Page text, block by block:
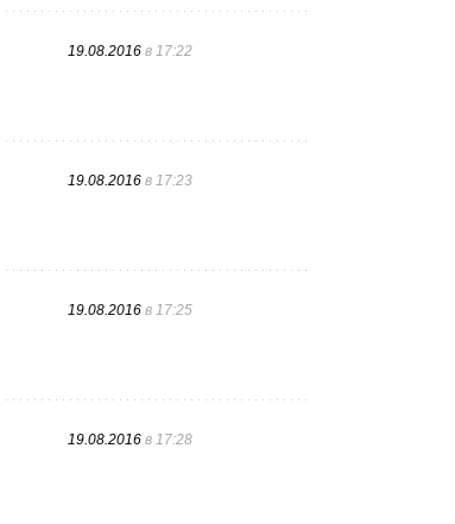
19.08.2016 в 17:22
19.08.2016 в 17:23
19.08.2016 в 17:25
19.08.2016 в 17:28